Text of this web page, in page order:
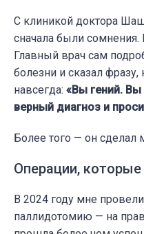
С клиникой доктора
сначала были сомнения.
Главный врач сам
болезни и сказал
навсегда: «Вы гений. Вы
верный диагноз и
Более того — он сделал
Операции,
В 2024 году мне
паллидотомию — на